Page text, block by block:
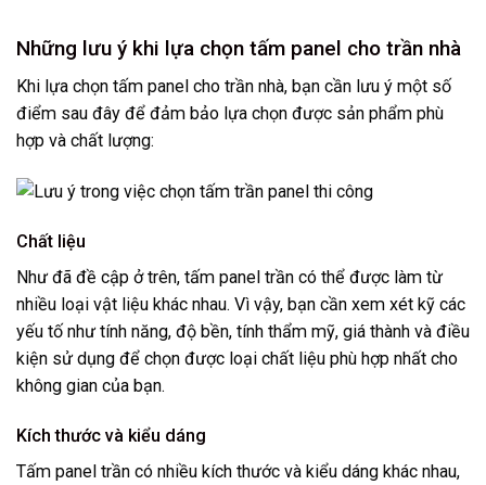
Những lưu ý khi lựa chọn tấm panel cho trần nhà
Khi lựa chọn tấm panel cho trần nhà, bạn cần lưu ý một số
điểm sau đây để đảm bảo lựa chọn được sản phẩm phù
hợp và chất lượng:
Chất liệu
Như đã đề cập ở trên, tấm panel trần có thể được làm từ
nhiều loại vật liệu khác nhau. Vì vậy, bạn cần xem xét kỹ các
yếu tố như tính năng, độ bền, tính thẩm mỹ, giá thành và điều
kiện sử dụng để chọn được loại chất liệu phù hợp nhất cho
không gian của bạn.
Kích thước và kiểu dáng
Tấm panel trần có nhiều kích thước và kiểu dáng khác nhau,